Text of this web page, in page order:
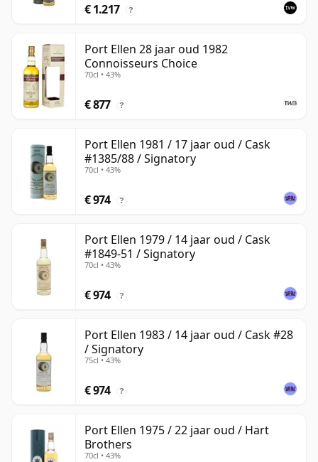
€ 1.217 ?
Port Ellen 28 jaar oud 1982
Connoisseurs Choice
70cl • 43%
€ 877 ?
Port Ellen 1981 / 17 jaar oud / Cask
#1385/88 / Signatory
70cl • 43%
€ 974 ?
Port Ellen 1979 / 14 jaar oud / Cask
#1849-51 / Signatory
70cl • 43%
€ 974 ?
Port Ellen 1983 / 14 jaar oud / Cask #28
/ Signatory
75cl • 43%
€ 974 ?
Port Ellen 1975 / 22 jaar oud / Hart
Brothers
70cl • 43%